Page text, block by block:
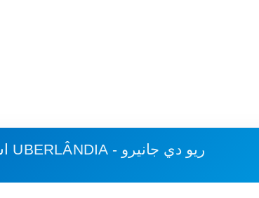
UBERLÂNDIA - ريو دي جانيرو